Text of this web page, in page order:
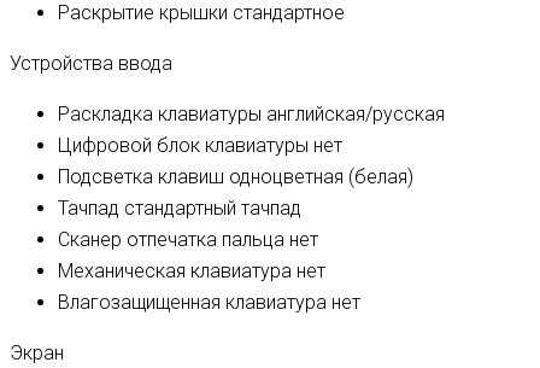
Раскрытие крышки стандартное
Устройства ввода
Раскладка клавиатуры английская/русская
Цифровой блок клавиатуры нет
Подсветка клавиш одноцветная (белая)
Тачпад стандартный тачпад
Сканер отпечатка пальца нет
Механическая клавиатура нет
Влагозащищенная клавиатура нет
Экран